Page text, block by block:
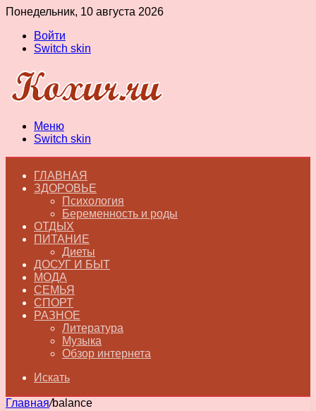
Понедельник, 10 августа 2026
Войти
Switch skin
Меню
Switch skin
ГЛАВНАЯ
ЗДОРОВЬЕ
Психология
Беременность и роды
ОТДЫХ
ПИТАНИЕ
Диеты
ДОСУГ И БЫТ
МОДА
СЕМЬЯ
СПОРТ
РАЗНОЕ
Литература
Музыка
Обзор интернета
Искать
Главная/balance